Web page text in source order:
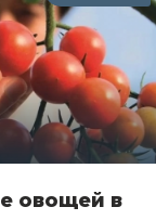
овощей в